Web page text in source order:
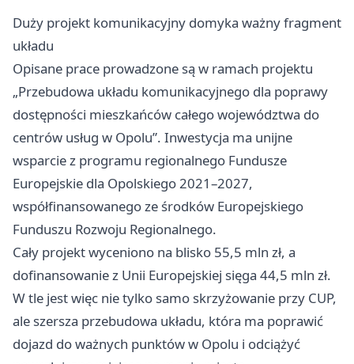
Duży projekt komunikacyjny domyka ważny fragment
układu
Opisane prace prowadzone są w ramach projektu
„Przebudowa układu komunikacyjnego dla poprawy
dostępności mieszkańców całego województwa do
centrów usług w Opolu”. Inwestycja ma unijne
wsparcie z programu regionalnego Fundusze
Europejskie dla Opolskiego 2021–2027,
współfinansowanego ze środków Europejskiego
Funduszu Rozwoju Regionalnego.
Cały projekt wyceniono na blisko 55,5 mln zł, a
dofinansowanie z Unii Europejskiej sięga 44,5 mln zł.
W tle jest więc nie tylko samo skrzyżowanie przy CUP,
ale szersza przebudowa układu, która ma poprawić
dojazd do ważnych punktów w Opolu i odciążyć